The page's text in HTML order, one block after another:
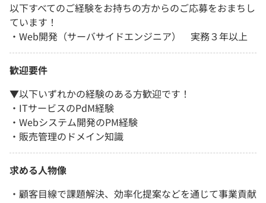
以下すべてのご経験をお持ちの方からのご応募をおまちし
ています！
・Web開発（サーバサイドエンジニア） 実務３年以上
歓迎要件
▼以下いずれかの経験のある方歓迎です！
・ITサービスのPdM経験
・Webシステム開発のPM経験
・販売管理のドメイン知識
求める人物像
・顧客目線で課題解決、効率化提案などを通じて事業貢献